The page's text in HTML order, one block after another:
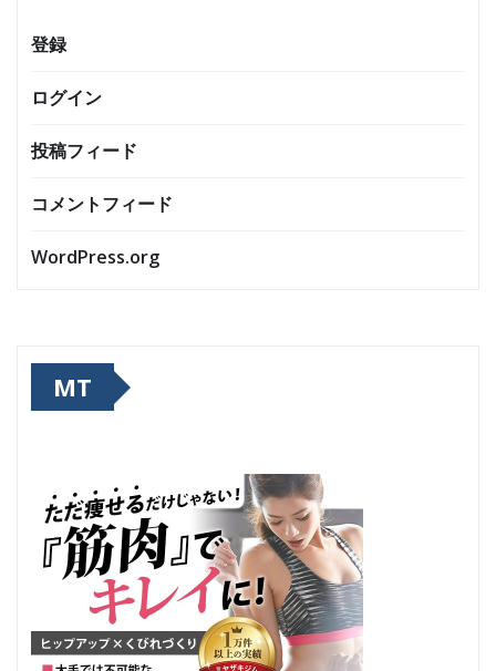
登録
ログイン
投稿フィード
コメントフィード
WordPress.org
MT